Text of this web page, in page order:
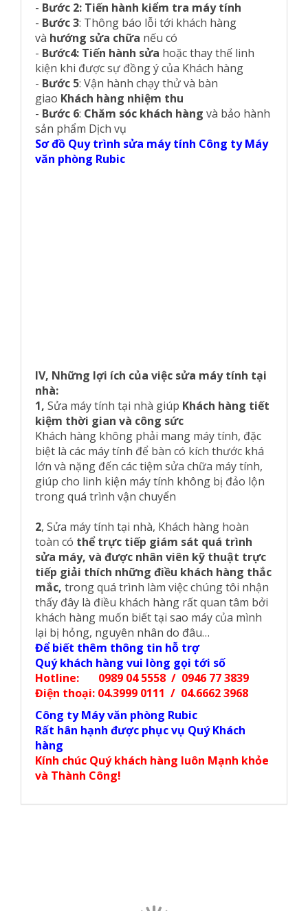
- Bước 2: Tiến hành kiểm tra máy tính
- Bước 3: Thông báo lỗi tới khách hàng
và hướng sửa chữa nếu có
- Bước4: Tiến hành sửa hoặc thay thế linh
kiện khi được sự đồng ý của Khách hàng
- Bước 5: Vận hành chạy thử và bàn
giao Khách hàng nhiệm thu
- Bước 6: Chăm sóc khách hàng và bảo hành
sản phẩm Dịch vụ
Sơ đồ Quy trình sửa máy tính Công ty Máy
văn phòng Rubic
IV, Những lợi ích của việc sửa máy tính tại
nhà:
1, Sửa máy tính tại nhà giúp Khách hàng tiết
kiệm thời gian và công sức
Khách hàng không phải mang máy tính, đặc
biệt là các máy tính để bàn có kích thước khá
lớn và nặng đến các tiệm sửa chữa máy tính,
giúp cho linh kiện máy tính không bị đảo lộn
trong quá trình vận chuyển
2, Sửa máy tính tại nhà, Khách hàng hoàn
toàn có thể trực tiếp giám sát quá trình
sửa máy, và được nhân viên kỹ thuật trực
tiếp giải thích những điều khách hàng thắc
mắc, trong quá trình làm việc chúng tôi nhận
thấy đây là điều khách hàng rất quan tâm bởi
khách hàng muốn biết tại sao máy của mình
lại bị hỏng, nguyên nhân do đâu…
Để biết thêm thông tin hỗ trợ
Quý khách hàng vui lòng gọi tới số
Hotline: 0989 04 5558 / 0946 77 3839
Điện thoại: 04.3999 0111 / 04.6662 3968
Công ty Máy văn phòng Rubic
Rất hân hạnh được phục vụ Quý Khách
hàng
Kính chúc Quý khách hàng luôn Mạnh khỏe
và Thành Công!